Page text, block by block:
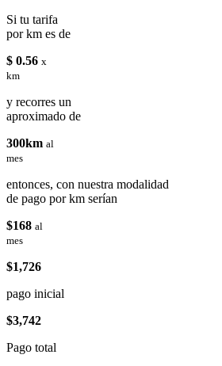
Si tu tarifa
por km es de
$ 0.56 x
km
y recorres un
aproximado de
300km al
mes
entonces, con nuestra modalidad
de pago por km serían
$168 al
mes
$1,726
pago inicial
$3,742
Pago total